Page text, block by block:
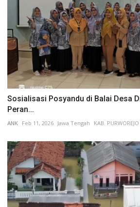
Sosialisasi Posyandu di Balai Desa
Peran...
ANK Feb 11, 2026 Jawa Tengah KAB. PURWOREJO